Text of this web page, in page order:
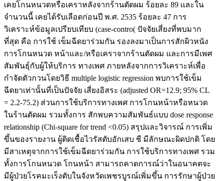
เคยโกนหนวดหรือเคราหลังจากร้านตัดผม ร้อยละ 89 และใน
จำนวนนี้ เคยได้รับเลือดก่อนปี พ.ศ. 2535 ร้อยละ 47 การ
วิเคราะห์ข้อมูลเปรียบเทียบ (case-contro( ปัจจัยเสี่ยงที่พบมาก
ที่สุด คือ การใช้ เข็มฉีดยาร่วมกัน รองลงมาเป็นการสักผิวหนัง
การโกนหนวด หน้าและ/หรือเคราจากร้านตัดผม และการมีเพศ
สัมพันธุ์กับผู้ให้บริการ ทางเพศ ภายหลังจากการวิเคราะห์เพื่อ
กำจัดตัวกวนโดยวิธี multiple logistic regression พบการใช้เข็ม
ฉีดยาเท่านั้นที่เป็นปัจจัย เสี่ยงอิสระ (adjusted OR=12.9; 95% CL
= 2.2-75.2) ส่วนการใช้บริการทางเพศ การโกนหน้าหรือหนวด
ในร้านตัดผม รวมทั้งการ สักพบความสัมพันธ์แบบ dose response
relationship (Chi-square for trend <0.05) สรุปและวิจารณ์ การเพิ่ม
ขึ้นของรายงาน ผู้ติดเชื้อไวรัสตับอักเสบ ชี มีลักษณะผิดปกติ โดย
มีสาเหตุจากการใช้เข็มฉีดยาร่วมกัน การใช้บริการทางเพศ รวม
ทั้งการโกนหนวด โกนหน้า สามารถคาดการณ์ว่าในอนาคตจะ
มีผู้ป่วยโรคมะเร็งตับในจังหวัดเพชรบูรณ์เพิ่มขึ้น การรักษาผู้ป่วย